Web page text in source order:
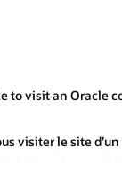
to visit an Oracle
visiter le site
de